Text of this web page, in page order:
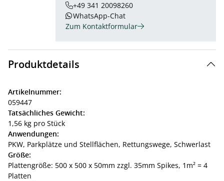
+49 341 20098260
WhatsApp-Chat
Zum Kontaktformular
Produktdetails
Artikelnummer:
059447
Tatsächliches Gewicht:
1,56 kg pro Stück
Anwendungen:
PKW, Parkplätze und Stellflächen, Rettungswege, Schwerlast
Größe:
Plattengröße: 500 x 500 x 50mm zzgl. 35mm Spikes, 1m² = 4
Platten